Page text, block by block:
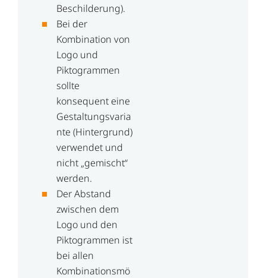
Beschilderung).
Bei der
Kombination von
Logo und
Piktogrammen
sollte
konsequent eine
Gestaltungsvaria
nte (Hintergrund)
verwendet und
nicht „gemischt“
werden.
Der Abstand
zwischen dem
Logo und den
Piktogrammen ist
bei allen
Kombinationsmö